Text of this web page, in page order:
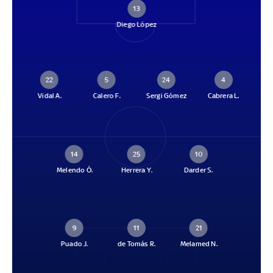
13
Diego López
22
Vidal A.
5
Calero F.
24
Sergi Gómez
4
Cabrera L.
14
Melendo Ó.
25
Herrera Y.
10
Darder S.
9
Puado J.
11
de Tomás R.
21
Melamed N.